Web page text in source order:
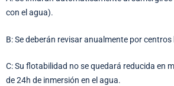
con el agua).
B: Se deberán revisar anualmente por
C: Su flotabilidad no se quedará reducida en
de 24h de inmersión en el agua.